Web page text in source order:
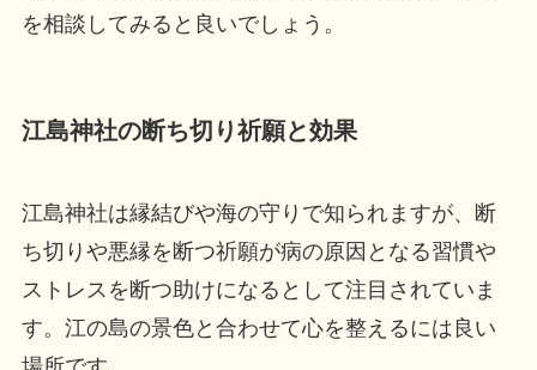
を相談してみると良いでしょう。
江島神社の断ち切り祈願と効果
江島神社は縁結びや海の守りで知られますが、断
ち切りや悪縁を断つ祈願が病の原因となる習慣や
ストレスを断つ助けになるとして注目されていま
す。江の島の景色と合わせて心を整えるには良い